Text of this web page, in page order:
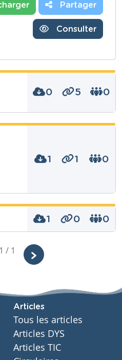
Partager
Consulter
0 5 0
fraction, fractions,
1 1 0
1 0 0
1 / 1
Articles
Tous les articles
Articles DYS
Articles TIC